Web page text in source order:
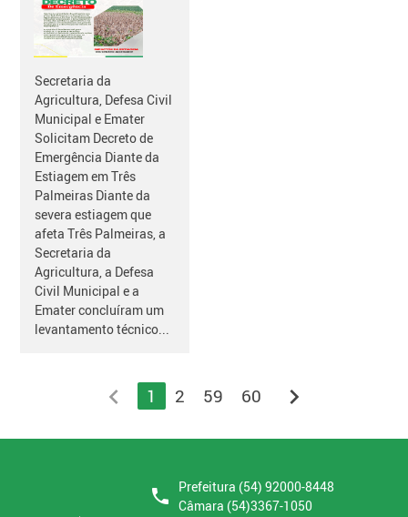
Secretaria da
Agricultura, Defesa Civil
Municipal e Emater
Solicitam Decreto de
Emergência Diante da
Estiagem em Três
Palmeiras Diante da
severa estiagem que
afeta Três Palmeiras, a
Secretaria da
Agricultura, a Defesa
Civil Municipal e a
Emater concluíram um
levantamento técnico...
chevron_left 1 2 59 60 chevron_right
phone
Prefeitura (54) 92000-8448
Câmara (54)3367-1050